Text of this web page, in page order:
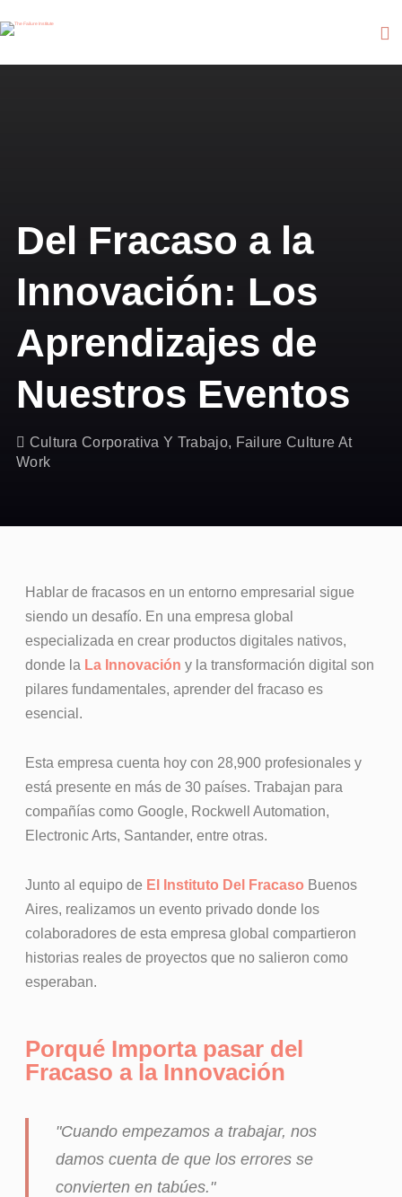
Del Fracaso a la
Innovación: Los
Aprendizajes de
Nuestros Eventos
Cultura Corporativa Y Trabajo, Failure Culture At
Work
Hablar de fracasos en un entorno empresarial sigue
siendo un desafío. En una empresa global
especializada en crear productos digitales nativos,
donde la La Innovación y la transformación digital son
pilares fundamentales, aprender del fracaso es
esencial.
Esta empresa cuenta hoy con 28,900 profesionales y
está presente en más de 30 países. Trabajan para
compañías como Google, Rockwell Automation,
Electronic Arts, Santander, entre otras.
Junto al equipo de El Instituto Del Fracaso Buenos
Aires, realizamos un evento privado donde los
colaboradores de esta empresa global compartieron
historias reales de proyectos que no salieron como
esperaban.
Porqué Importa pasar del
Fracaso a la Innovación
"Cuando empezamos a trabajar, nos
damos cuenta de que los errores se
convierten en tabúes."